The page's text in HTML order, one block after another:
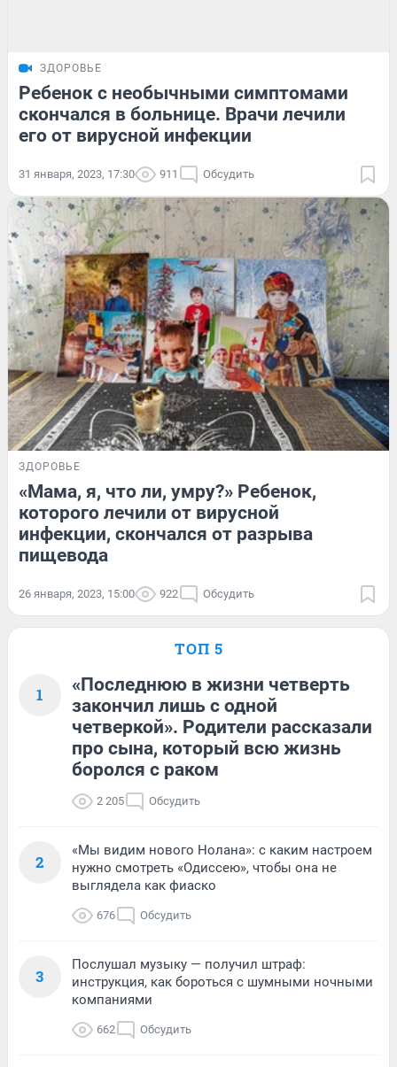
ЗДОРОВЬЕ
Ребенок с необычными симптомами
скончался в больнице. Врачи лечили
его от вирусной инфекции
31 января, 2023, 17:30 911 Обсудить
ЗДОРОВЬЕ
«Мама, я, что ли, умру?» Ребенок,
которого лечили от вирусной
инфекции, скончался от разрыва
пищевода
26 января, 2023, 15:00 922 Обсудить
ТОП 5
1
«Последнюю в жизни четверть
закончил лишь с одной
четверкой». Родители рассказали
про сына, который всю жизнь
боролся с раком
2 205 Обсудить
2
«Мы видим нового Нолана»: с каким настроем
нужно смотреть «Одиссею», чтобы она не
выглядела как фиаско
676 Обсудить
3
Послушал музыку — получил штраф:
инструкция, как бороться с шумными ночными
компаниями
662 Обсудить